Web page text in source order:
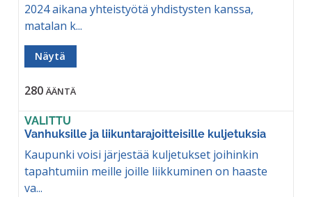
2024 aikana yhteistyötä yhdistysten kanssa,
matalan k...
Näytä
280 ÄÄNTÄ
VALITTU
Vanhuksille ja liikuntarajoitteisille kuljetuksia
Kaupunki voisi järjestää kuljetukset joihinkin
tapahtumiin meille joille liikkuminen on haaste
va...